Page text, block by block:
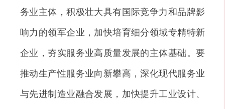
务业主体，积极壮大具有国际竞争力和品牌影
响力的领军企业，加快培育细分领域专精特新
企业，夯实服务业高质量发展的主体基础。要
推动生产性服务业向新攀高，深化现代服务业
与先进制造业融合发展，加快提升工业设计、